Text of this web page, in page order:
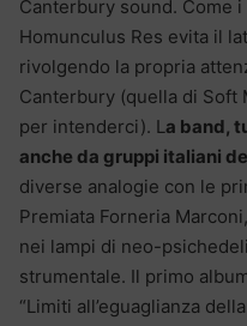
Canterbury sound. Come
Homunculus Res evita il
rivolgendo la propria
Canterbury (quella di Soft
per intenderci). La band,
anche da gruppi italiani
diverse analogie con le
Premiata Forneria
nei lampi di neo-
strumentale. Il primo
“Limiti all’eguaglianza